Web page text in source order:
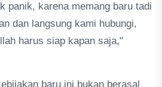
panik, karena memang baru tadi
dan langsung kami hubungi,
harus siap kapan saja,"
baru ini bukan berasal